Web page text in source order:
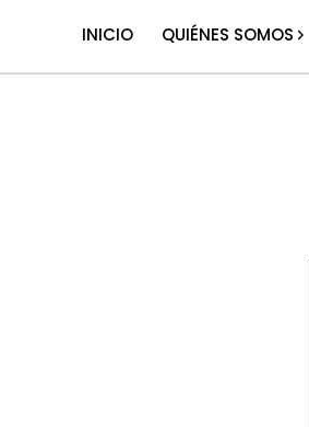
INICIO QUIÉNES SOMOS